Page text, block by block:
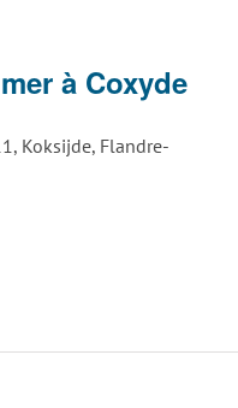
à Coxyde
Koksijde, Flandre-